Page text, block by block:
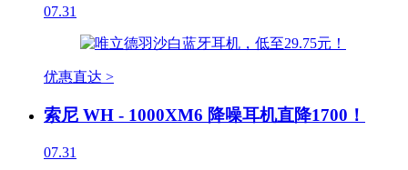
07.31
优惠直达 >
索尼 WH - 1000XM6 降噪耳机直降1700！
07.31